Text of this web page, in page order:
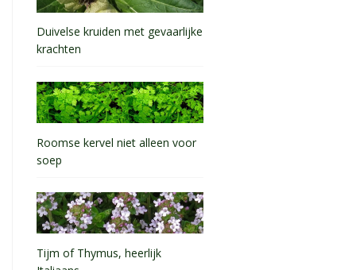
Duivelse kruiden met gevaarlijke
krachten
Roomse kervel niet alleen voor
soep
Tijm of Thymus, heerlijk